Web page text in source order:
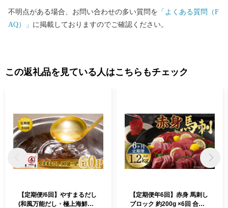
不明点がある場合、お問い合わせの多い質問を 「よくある質問（F
AQ）」 に掲載しておりますのでご確認ください。
この返礼品を見ている人はこちらもチェック
【定期便/6回】やすまるだし
(和風万能だし・極上海鮮だ
【定期便年6回】赤身 馬刺し
ブロック 約200g ×6回 合計